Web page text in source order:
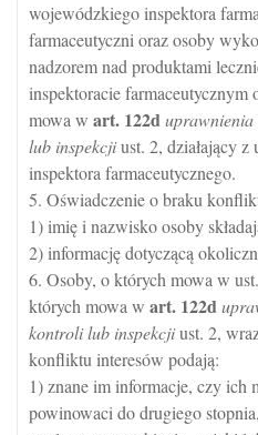
wojewódzkiego inspektora
farmaceutyczni oraz osoby
nadzorem nad produktami
inspektoracie
mowa w art. 122d
lub inspekcjiust. 2, działający
inspektora farmaceutycznego.
5. Oświadczenie o braku
1) imię i nazwisko osoby
2) informację dotyczącą
6. Osoby, o których mowa w
których mowa w art. 122d
kontroli lub inspekcjiust. 2,
konfliktu interesów podają:
1) znane im informacje, czy ich
powinowaci do drugiego